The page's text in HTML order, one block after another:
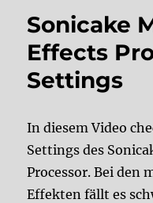
Sonicake
Effects
Settings
In diesem Video
Settings des
Processor. Bei den
Effekten fällt es